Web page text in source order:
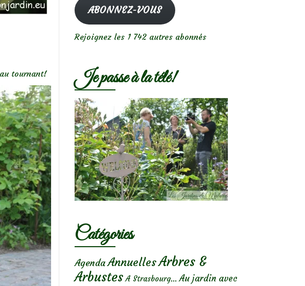
tournant!
mailABONNEZ-VOUS
Rejoignez les 1 742 autres abonnés
Je passe à la télé!
Catégories
Agenda AnnuellesArbres &
Arbustes A Strasbourg... Au jardin avec